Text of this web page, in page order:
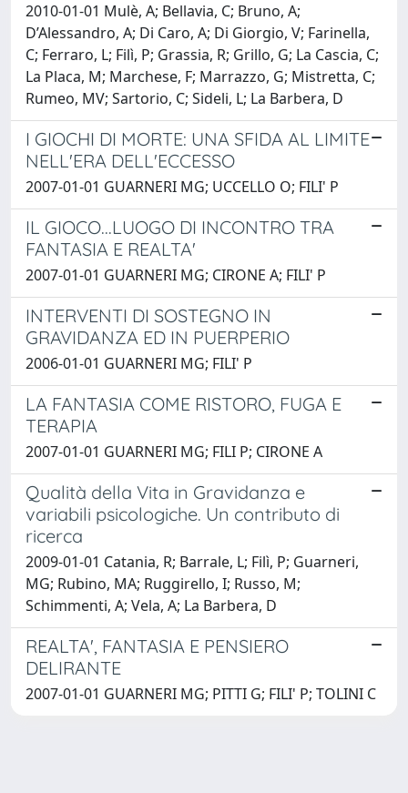
2010-01-01 Mulè, A; Bellavia, C; Bruno, A;
D’Alessandro, A; Di Caro, A; Di Giorgio, V; Farinella,
C; Ferraro, L; Filì, P; Grassia, R; Grillo, G; La Cascia, C;
La Placa, M; Marchese, F; Marrazzo, G; Mistretta, C;
Rumeo, MV; Sartorio, C; Sideli, L; La Barbera, D
I GIOCHI DI MORTE: UNA SFIDA AL LIMITE
NELL'ERA DELL'ECCESSO
2007-01-01 GUARNERI MG; UCCELLO O; FILI' P
IL GIOCO...LUOGO DI INCONTRO TRA
FANTASIA E REALTA'
2007-01-01 GUARNERI MG; CIRONE A; FILI' P
INTERVENTI DI SOSTEGNO IN
GRAVIDANZA ED IN PUERPERIO
2006-01-01 GUARNERI MG; FILI' P
LA FANTASIA COME RISTORO, FUGA E
TERAPIA
2007-01-01 GUARNERI MG; FILI P; CIRONE A
Qualità della Vita in Gravidanza e
variabili psicologiche. Un contributo di
ricerca
2009-01-01 Catania, R; Barrale, L; Filì, P; Guarneri,
MG; Rubino, MA; Ruggirello, I; Russo, M;
Schimmenti, A; Vela, A; La Barbera, D
REALTA', FANTASIA E PENSIERO
DELIRANTE
2007-01-01 GUARNERI MG; PITTI G; FILI' P; TOLINI C